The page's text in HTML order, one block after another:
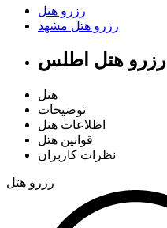
رزرو هتل
رزرو هتل مشهد
رزرو هتل اطلس
هتل
توضیحات
اطلاعات هتل
قوانین هتل
نظرات کاربران
رزرو هتل